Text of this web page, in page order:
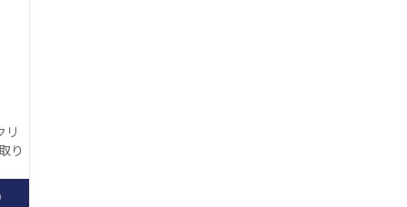
リ
り